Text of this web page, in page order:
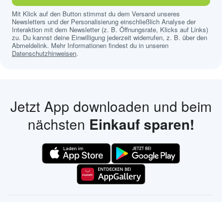
Mit Klick auf den Button stimmst du dem Versand unseres
Newsletters und der Personalisierung einschließlich Analyse der
Interaktion mit dem Newsletter (z. B. Öffnungsrate, Klicks auf Links)
zu. Du kannst deine Einwilligung jederzeit widerrufen, z. B. über den
Abmeldelink. Mehr Informationen findest du in unseren
Datenschutzhinweisen.
Jetzt App downloaden und beim
nächsten Einkauf sparen!